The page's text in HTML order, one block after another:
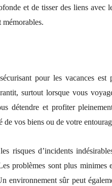
et de tisser des liens avec
mémorables.
pour les vacances est
surtout lorsque vous
détendre et profiter
de vos biens ou de votre
risques d’incidents
problèmes sont plus
environnement sûr peut